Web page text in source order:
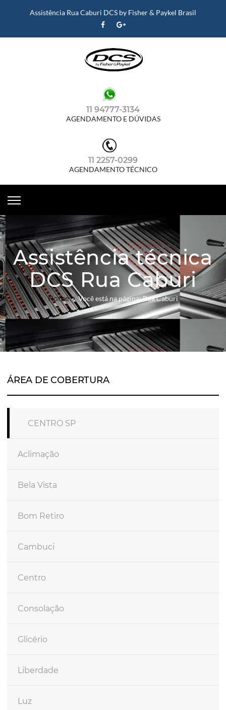
Assistência Rua Caburi DCS by Fisher & Paykel Brasil
11 94777-3134
AGENDAMENTO E DÚVIDAS
11 2257-0299
AGENDAMENTO TÉCNICO
Assistência técnica
DCS Rua Caburi
Home Você está na página: Rua Caburi
ÁREA DE COBERTURA
CENTRO SP
Aclimação
Bela Vista
Bom Retiro
Cambuci
Centro
Consolação
Glicério
Liberdade
Luz